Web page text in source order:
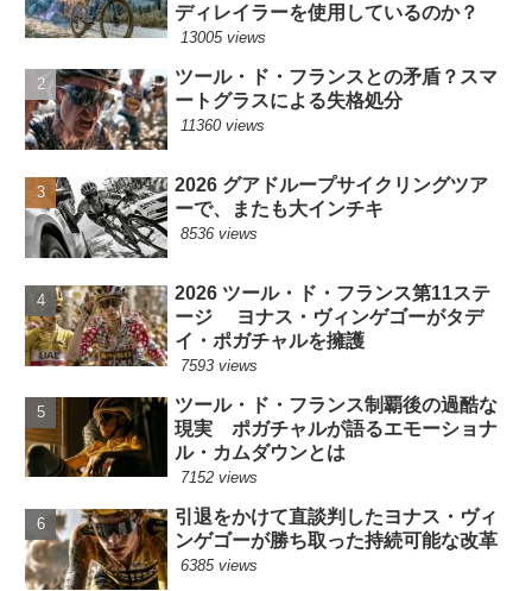
ディレイラーを使用しているのか？
13005 views
ツール・ド・フランスとの矛盾？スマ
ートグラスによる失格処分
11360 views
2026 グアドループサイクリングツア
ーで、またも大インチキ
8536 views
2026 ツール・ド・フランス第11ステ
ージ ヨナス・ヴィンゲゴーがタデ
イ・ポガチャルを擁護
7593 views
ツール・ド・フランス制覇後の過酷な
現実 ポガチャルが語るエモーショナ
ル・カムダウンとは
7152 views
引退をかけて直談判したヨナス・ヴィ
ンゲゴーが勝ち取った持続可能な改革
6385 views